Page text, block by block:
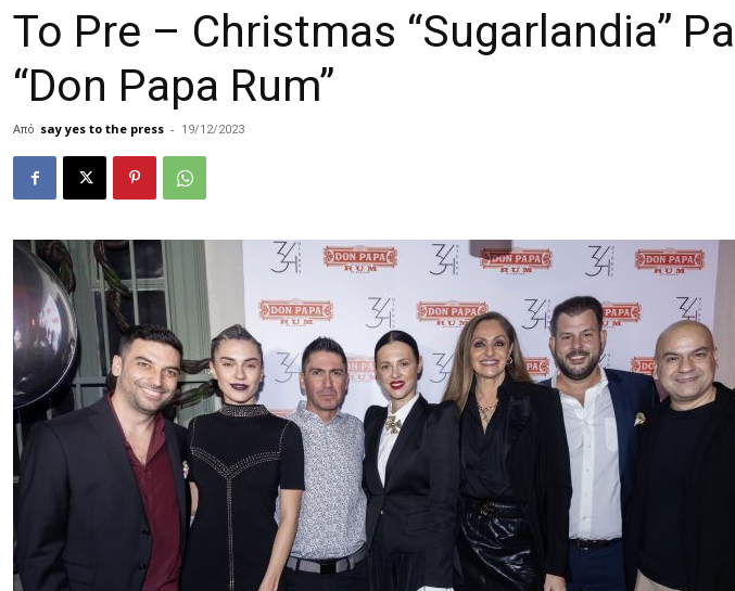
Το Pre – Christmas “Sugarlandia”
“Don Papa Rum”
Από say yes to the press - 19/12/2023